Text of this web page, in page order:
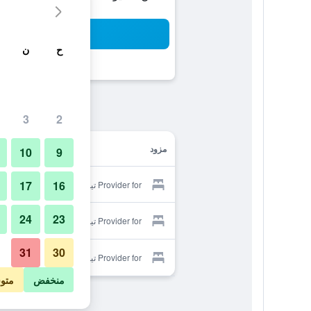
مزود
Provider for تين مايل هوتل
Provider for تين مايل هوتل
Provider for تين مايل هوتل
ح ن
2
3
9
10
16
17
23
24
30
31
منخفض